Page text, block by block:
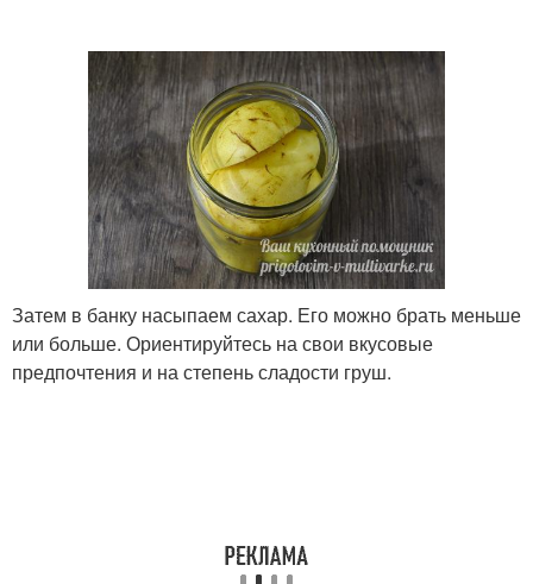
Затем в банку насыпаем сахар. Его можно брать меньше
или больше. Ориентируйтесь на свои вкусовые
предпочтения и на степень сладости груш.